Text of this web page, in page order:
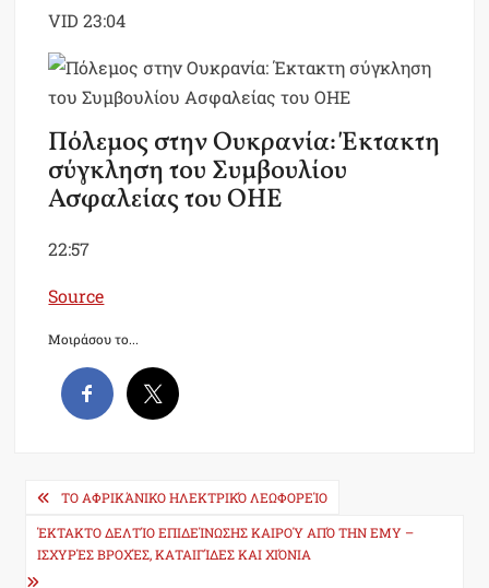
VID 23:04
Πόλεμος στην Ουκρανία: Έκτακτη
σύγκληση του Συμβουλίου
Ασφαλείας του ΟΗΕ
22:57
Source
Μοιράσου το...
Post
navigation
ΤΟ ΑΦΡΙΚΆΝΙΚΟ ΗΛΕΚΤΡΙΚΌ ΛΕΩΦΟΡΕΊΟ
ΈΚΤΑΚΤΟ ΔΕΛΤΊΟ ΕΠΙΔΕΊΝΩΣΗΣ ΚΑΙΡΟΎ ΑΠΌ ΤΗΝ ΕΜΥ –
ΙΣΧΥΡΈΣ ΒΡΟΧΈΣ, ΚΑΤΑΙΓΊΔΕΣ ΚΑΙ ΧΙΌΝΙΑ